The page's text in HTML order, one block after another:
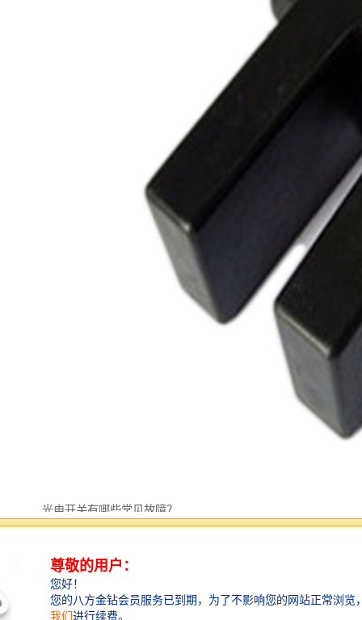
光电开关有哪些常见故障？
漏检等问题。通常可以通过更换元器件、清洗镜头、调
整位置等方法进行解决。
光电开关具有灵敏度高、可靠性强、适应性强等特点，